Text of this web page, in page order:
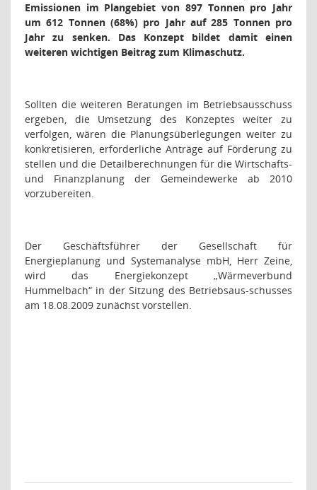
Emissionen im Plangebiet von 897 Tonnen pro Jahr
um 612 Tonnen (68%) pro Jahr auf 285 Tonnen pro
Jahr zu senken. Das Konzept bildet damit einen
weiteren wichtigen Beitrag zum Klimaschutz.
Sollten die weiteren Beratungen im Betriebsausschuss
ergeben, die Umsetzung des Konzeptes weiter zu
verfolgen, wären die Planungsüberlegungen weiter zu
konkretisieren, erforderliche Anträge auf Förderung zu
stellen und die Detailberechnungen für die Wirtschafts-
und Finanzplanung der Gemeindewerke ab 2010
vorzubereiten.
Der Geschäftsführer der Gesellschaft für
Energieplanung und Systemanalyse mbH, Herr Zeine,
wird das Energiekonzept „Wärmeverbund
Hummelbach“ in der Sitzung des Betriebsaus-schusses
am 18.08.2009 zunächst vorstellen.